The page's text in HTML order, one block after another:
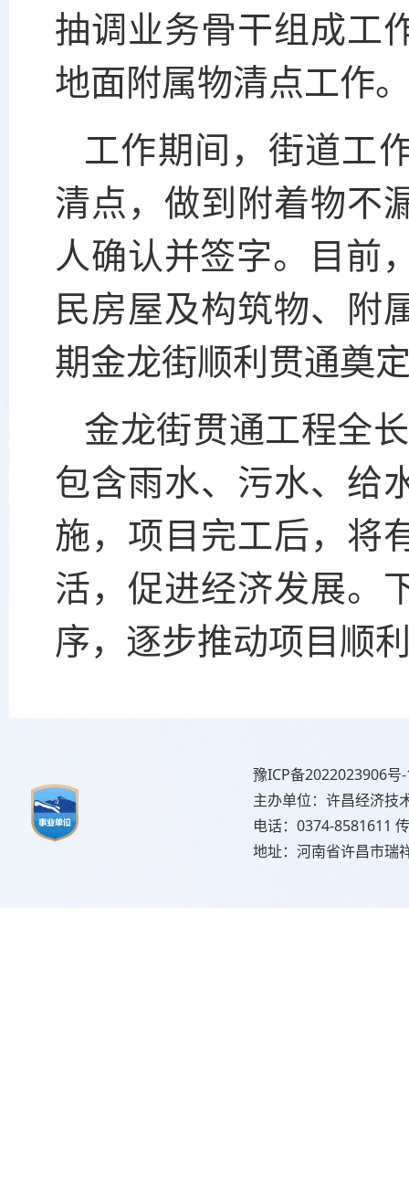
抽调业务骨干组成工
地面附属物清点工作
工作期间，街道工
清点，做到附着物不
人确认并签字。目前
民房屋及构筑物、附
期金龙街顺利贯通奠
金龙街贯通工程全
包含雨水、污水、给
施，项目完工后，将
活，促进经济发展。
序，逐步推动项目顺
豫ICP备2022023906号
主办单位：许昌经济技
电话：0374-8581611
地址：河南省许昌市瑞